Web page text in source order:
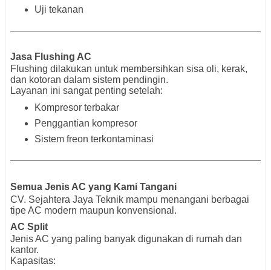
Uji tekanan
Jasa Flushing AC
Flushing dilakukan untuk membersihkan sisa oli, kerak,
dan kotoran dalam sistem pendingin.
Layanan ini sangat penting setelah:
Kompresor terbakar
Penggantian kompresor
Sistem freon terkontaminasi
Semua Jenis AC yang Kami Tangani
CV. Sejahtera Jaya Teknik mampu menangani berbagai
tipe AC modern maupun konvensional.
AC Split
Jenis AC yang paling banyak digunakan di rumah dan
kantor.
Kapasitas: